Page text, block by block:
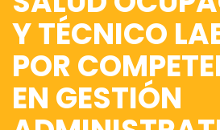
Y TÉCNICO
POR
EN GESTIÓN